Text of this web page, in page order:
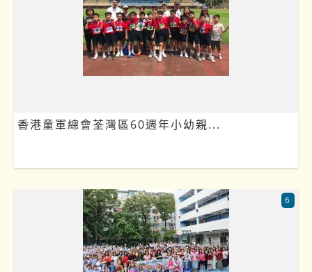
香港童軍總會荃灣區60週年小幼親...
6